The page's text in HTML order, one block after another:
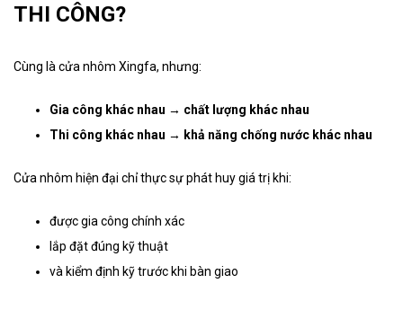
THI CÔNG?
Cùng là cửa nhôm Xingfa, nhưng:
Gia công khác nhau → chất lượng khác nhau
Thi công khác nhau → khả năng chống nước khác nhau
Cửa nhôm hiện đại chỉ thực sự phát huy giá trị khi:
được gia công chính xác
lắp đặt đúng kỹ thuật
và kiểm định kỹ trước khi bàn giao